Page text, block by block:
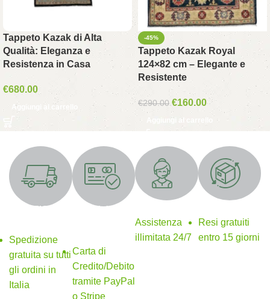
Tappeto Kazak di Alta
Qualità: Eleganza e
Resistenza in Casa
€680.00
Aggiungi al carrello
-45%
Tappeto Kazak Royal
124×82 cm – Elegante e
Resistente
€290.00 €160.00
Aggiungi al carrello
SPEDIZIONE
Spedizione
gratuita su tutti
gli ordini in
Italia
Metodi di
Carta di
Credito/Debito
tramite PayPal
o Stripe
Supporto 24/7
Assistenza
illimitata 24/7
Resi gratuiti
Resi gratuiti
entro 15 giorni